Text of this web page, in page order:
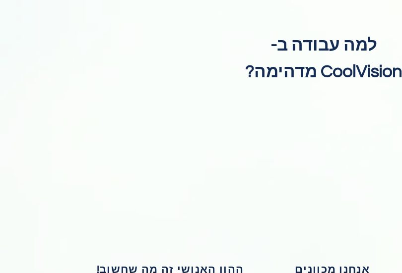
למה עבודה ב-
CoolVision מדהימה?
ההון האנושי זה מה שחשוב!
אנחנו מכוונים